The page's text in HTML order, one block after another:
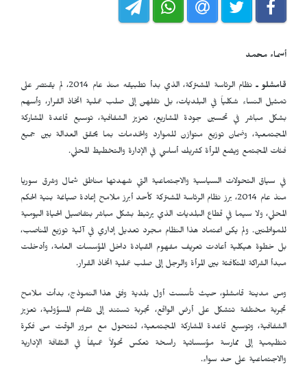
أسماء محمد
قامشلو ـ
نظام الرئاسة المشتركة، الذي بدأ تطبيقه منذ عام 2014، لم يقتصر على
تمثيل النساء شكلياً في البلديات، بل نقلهن إلى صلب عملية اتخاذ القرار، وأسهم
بشكل مباشر في تحسين جودة المشاريع، تعزيز الشفافية، توسيع قاعدة المشاركة
المجتمعية، وضمان توزيع متوازن للموارد والخدمات بما يحقق العدالة بين جميع
فئات المجتمع ويضع المرأة كشريك أساسي في الإدارة والتخطيط المحلي.
في سياق التحولات السياسية والاجتماعية التي شهدتها مناطق شمال وشرق سوريا
منذ عام 2014، برز نظام الرئاسة المشتركة كأحد أبرز ملامح إعادة صياغة بنية الحكم
المحلي، ولا سيما في قطاع البلديات الذي يرتبط بشكل مباشر بتفاصيل الحياة اليومية
للمواطنين. ولم يكن اعتماد هذا النظام مجرد تعديل إداري في آلية توزيع المناصب،
بل خطوة هيكلية أعادت تعريف مفهوم القيادة داخل المؤسسات العامة، وأدخلت
مبدأ الشراكة المتكافئة بين المرأة والرجل إلى صلب عملية اتخاذ القرار.
ومن مدينة قامشلو، حيث تأسست أول بلدية وفق هذا النموذج، بدأت ملامح
تجربة مختلفة تتشكل على أرض الواقع، تجربة تستند إلى تقاسم المسؤولية، تعزيز
الشفافية، وتوسيع قاعدة المشاركة المجتمعية، لتتحول مع مرور الوقت من فكرة
تنظيمية إلى ممارسة مؤسساتية راسخة تعكس تحولاً عميقاً في الثقافة الإدارية
والاجتماعية على حد سواء.